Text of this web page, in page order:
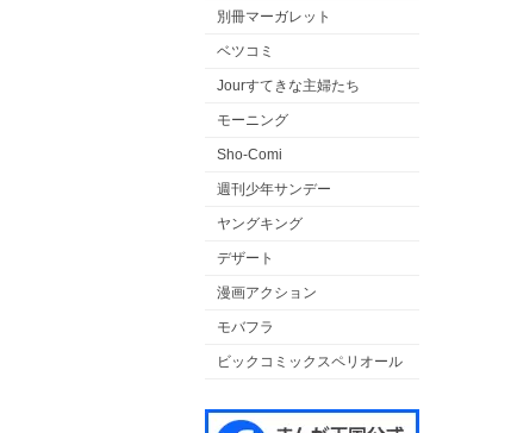
別冊マーガレット
ベツコミ
Jourすてきな主婦たち
モーニング
Sho-Comi
週刊少年サンデー
ヤングキング
デザート
漫画アクション
モバフラ
ビックコミックスペリオール